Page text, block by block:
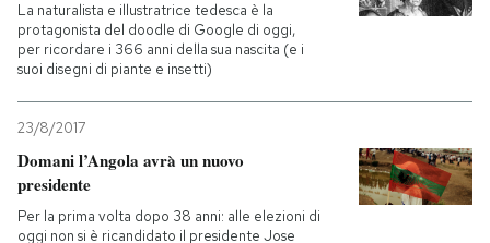
La naturalista e illustratrice tedesca è la
protagonista del doodle di Google di oggi,
per ricordare i 366 anni della sua nascita (e i
suoi disegni di piante e insetti)
23/8/2017
Domani l’Angola avrà un nuovo
presidente
Per la prima volta dopo 38 anni: alle elezioni di
oggi non si è ricandidato il presidente Jose